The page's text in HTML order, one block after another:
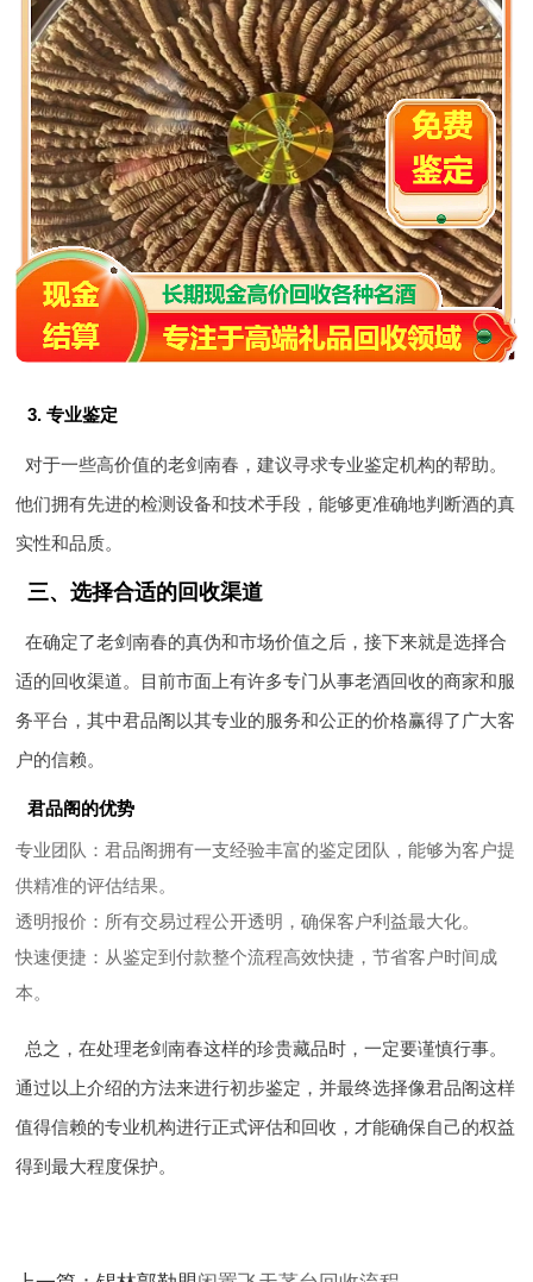
3. 专业鉴定
对于一些高价值的老剑南春，建议寻求专业鉴定机构的帮助。
他们拥有先进的检测设备和技术手段，能够更准确地判断酒的真
实性和品质。
三、选择合适的回收渠道
在确定了老剑南春的真伪和市场价值之后，接下来就是选择合
适的回收渠道。目前市面上有许多专门从事老酒回收的商家和服
务平台，其中君品阁以其专业的服务和公正的价格赢得了广大客
户的信赖。
君品阁的优势
专业团队 ：君品阁拥有一支经验丰富的鉴定团队，能够为客户提
供精准的评估结果。
透明报价 ：所有交易过程公开透明，确保客户利益最大化。
快速便捷 ：从鉴定到付款整个流程高效快捷，节省客户时间成
本。
总之，在处理老剑南春这样的珍贵藏品时，一定要谨慎行事。
通过以上介绍的方法来进行初步鉴定，并最终选择像君品阁这样
值得信赖的专业机构进行正式评估和回收，才能确保自己的权益
得到最大程度保护。